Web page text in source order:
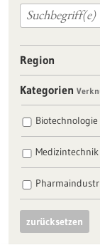
Region
Kategorien
Biotechnologie
Medizintechnik
zurücksetzen